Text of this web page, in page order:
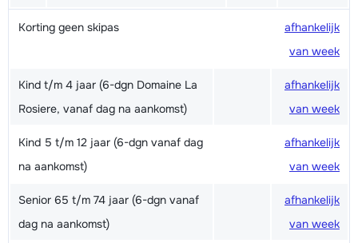
Korting geen skipas
afhankelijk
van week
Kind t/m 4 jaar (6-dgn Domaine La
Rosiere, vanaf dag na aankomst)
afhankelijk
van week
Kind 5 t/m 12 jaar (6-dgn vanaf dag
na aankomst)
afhankelijk
van week
Senior 65 t/m 74 jaar (6-dgn vanaf
dag na aankomst)
afhankelijk
van week